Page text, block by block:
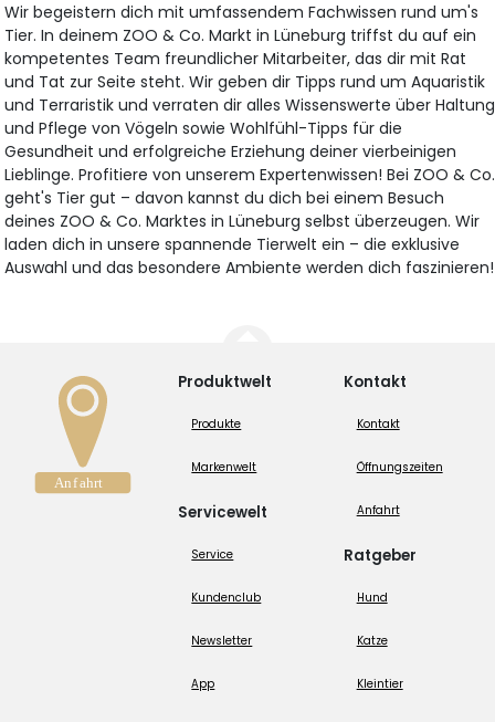
Wir begeistern dich mit umfassendem Fachwissen rund um's
Tier. In deinem ZOO & Co. Markt in Lüneburg triffst du auf ein
kompetentes Team freundlicher Mitarbeiter, das dir mit Rat
und Tat zur Seite steht. Wir geben dir Tipps rund um Aquaristik
und Terraristik und verraten dir alles Wissenswerte über Haltung
und Pflege von Vögeln sowie Wohlfühl-Tipps für die
Gesundheit und erfolgreiche Erziehung deiner vierbeinigen
Lieblinge. Profitiere von unserem Expertenwissen! Bei ZOO & Co.
geht's Tier gut – davon kannst du dich bei einem Besuch
deines ZOO & Co. Marktes in Lüneburg selbst überzeugen. Wir
laden dich in unsere spannende Tierwelt ein – die exklusive
Auswahl und das besondere Ambiente werden dich faszinieren!
Produktwelt
Produkte
Markenwelt
Servicewelt
Service
Kundenclub
Newsletter
App
Kontakt
Kontakt
Öffnungszeiten
Anfahrt
Ratgeber
Hund
Katze
Kleintier